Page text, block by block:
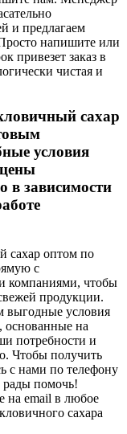
и предлагаем
напишите или
привезет заказ в
чистая и
сахар
условия
в зависимости
сахар оптом по
с
компаниями, чтобы
продукции.
выгодные условия
основанные на
потребности и
Чтобы получить
с нами по телефону
помочь!
на email в любое
сахара